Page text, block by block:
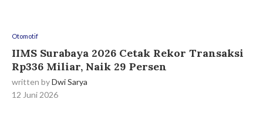
Otomotif
IIMS Surabaya 2026 Cetak Rekor Transaksi
Rp336 Miliar, Naik 29 Persen
written byDwi Sarya
12 Juni 2026